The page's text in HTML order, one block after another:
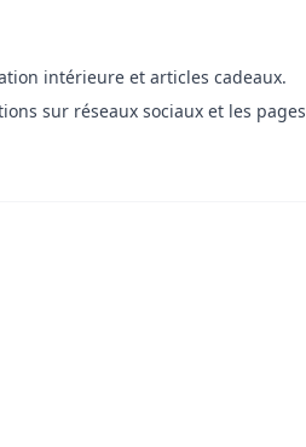
intérieure et articles cadeaux.
sur réseaux sociaux et les pages